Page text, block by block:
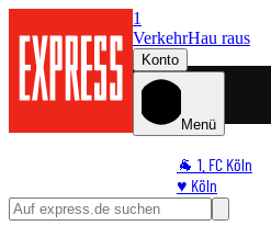
1
VerkehrHau raus
Konto
Menü
🐐 1. FC Köln
♥️ Köln
⭐ Promi